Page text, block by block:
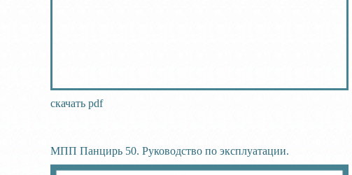
скачать pdf
МПП Панцирь 50. Руководство по эксплуатации.